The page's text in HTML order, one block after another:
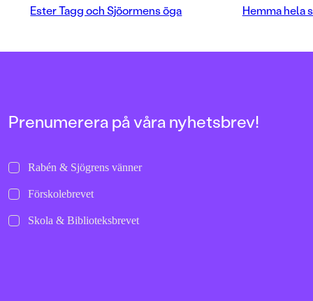
Ester Tagg och Sjöormens öga
barnbidraget.
Hemma hela
Prenumerera på våra nyhetsbrev!
Rabén & Sjögrens vänner
Förskolebrevet
Skola & Biblioteksbrevet